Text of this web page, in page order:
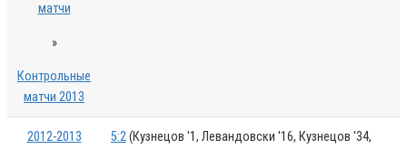
матчи
»
Контрольные
матчи 2013
2012-2013 5:2(Кузнецов '1, Левандовски '16, Кузнецов '34,